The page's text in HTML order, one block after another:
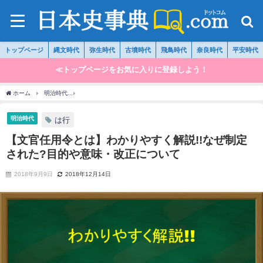
トップページ 縄文時代 弥生時代 古墳時代 飛鳥時代 奈良時代 平安時代
≪トップページをお気に入りに登録しよう！
ホーム 明治時代
明治時代 は行
【文官任用令とは】わかりやすく解説!!なぜ制定
された?目的や意味・改正について
2018年9月9日 2018年12月14日